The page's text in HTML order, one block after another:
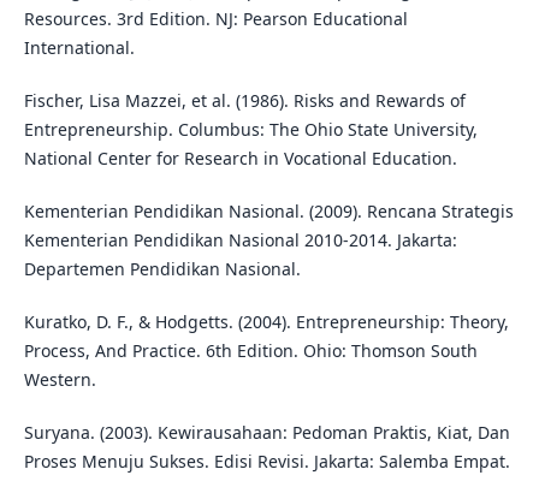
Resources. 3rd Edition. NJ: Pearson Educational
International.
Fischer, Lisa Mazzei, et al. (1986). Risks and Rewards of
Entrepreneurship. Columbus: The Ohio State University,
National Center for Research in Vocational Education.
Kementerian Pendidikan Nasional. (2009). Rencana Strategis
Kementerian Pendidikan Nasional 2010-2014. Jakarta:
Departemen Pendidikan Nasional.
Kuratko, D. F., & Hodgetts. (2004). Entrepreneurship: Theory,
Process, And Practice. 6th Edition. Ohio: Thomson South
Western.
Suryana. (2003). Kewirausahaan: Pedoman Praktis, Kiat, Dan
Proses Menuju Sukses. Edisi Revisi. Jakarta: Salemba Empat.